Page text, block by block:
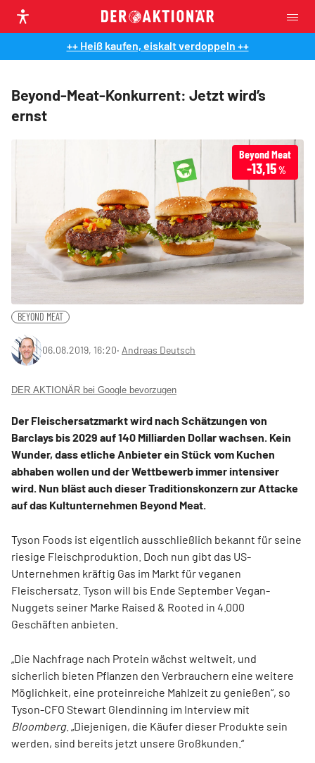
++ Heiß kaufen, eiskalt verdoppeln ++
Beyond-Meat-Konkurrent: Jetzt wird’s
ernst
Beyond Meat
-13,15%
BEYOND MEAT
06.08.2019, 16:20‧ Andreas Deutsch
DER AKTIONÄR bei Google bevorzugen
Der Fleischersatzmarkt wird nach Schätzungen von
Barclays bis 2029 auf 140 Milliarden Dollar wachsen. Kein
Wunder, dass etliche Anbieter ein Stück vom Kuchen
abhaben wollen und der Wettbewerb immer intensiver
wird. Nun bläst auch dieser Traditionskonzern zur Attacke
auf das Kultunternehmen Beyond Meat.
Tyson Foods ist eigentlich ausschließlich bekannt für seine
riesige Fleischproduktion. Doch nun gibt das US-
Unternehmen kräftig Gas im Markt für veganen
Fleischersatz. Tyson will bis Ende September Vegan-
Nuggets seiner Marke Raised & Rooted in 4.000
Geschäften anbieten.
„Die Nachfrage nach Protein wächst weltweit, und
sicherlich bieten Pflanzen den Verbrauchern eine weitere
Möglichkeit, eine proteinreiche Mahlzeit zu genießen“, so
Tyson-CFO Stewart Glendinning im Interview mit
Bloomberg. „Diejenigen, die Käufer dieser Produkte sein
werden, sind bereits jetzt unsere Großkunden.“